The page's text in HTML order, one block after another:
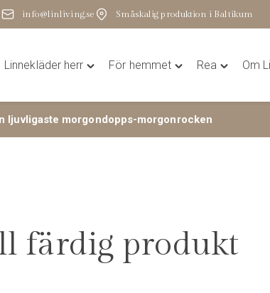
info@linliving.se Småskalig produktion i Baltikum
Linnekläder herr
Toggle
menu
För hemmet
Toggle
Rea
Toggle
Om
ljuvligaste morgondopps-morgonrocken
färdig produkt